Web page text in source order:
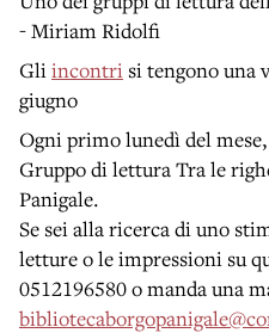
- Miriam Ridolfi
Gliincontri si tengono una
giugno
Ogni primo lunedì del
Gruppo di lettura Tra le
Panigale.
Se sei alla ricerca di uno
letture o le impressioni su
0512196580 o manda una
bibliotecaborgopanigale@